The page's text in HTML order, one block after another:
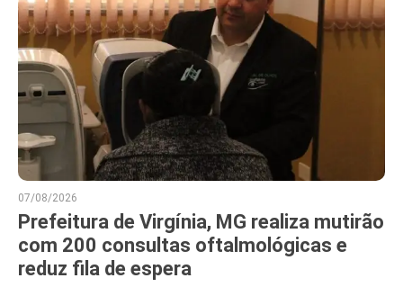
07/08/2026
Prefeitura de Virgínia, MG realiza mutirão
com 200 consultas oftalmológicas e
reduz fila de espera